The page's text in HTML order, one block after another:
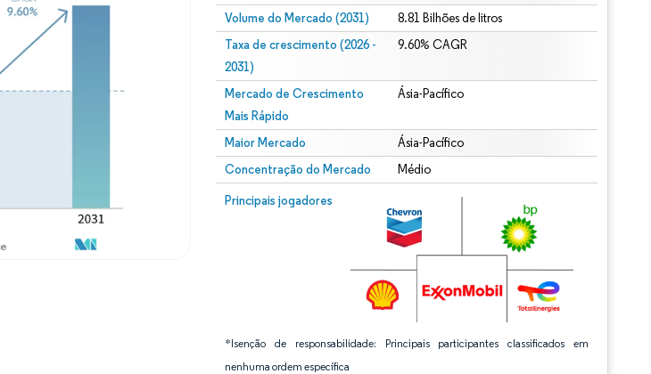
Volume do Mercado (2031) 8.81 Bilhões de litros
Taxa de crescimento (2026 -
2031)
9.60% CAGR
Mercado de Crescimento
Mais Rápido
Ásia-Pacífico
Maior Mercado Ásia-Pacífico
Concentração do Mercado Médio
Principais jogadores
*Isenção de responsabilidade: Principais participantes classificados em
nenhuma ordem específica
Imagem © Mordor Intelligence. O reuso requer atribuição conforme CC BY 4.0.
Imagem © Mordor Intelligence. O reuso requer atribuição conforme CC BY 4.0.